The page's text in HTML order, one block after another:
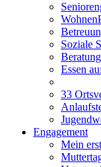
Soziale
Essen
33
Engagement
Mein